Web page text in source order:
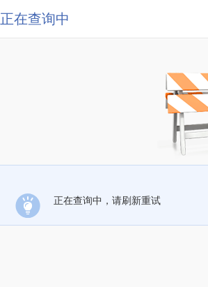
正在查询中
正在查询中，请刷新重试